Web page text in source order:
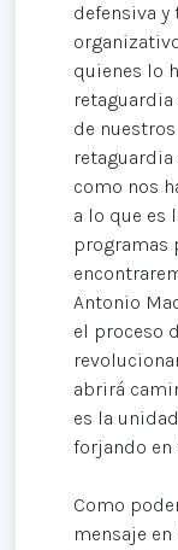
defensiva y
quienes lo
de
como nos
a lo que es
programas
Antonio
el proceso
abrirá
es la
forjando en
Como
mensaje